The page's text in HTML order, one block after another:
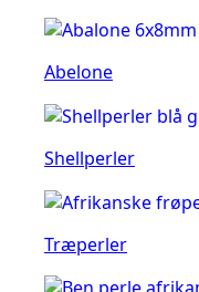
Abelone
Shellperler
Træperler